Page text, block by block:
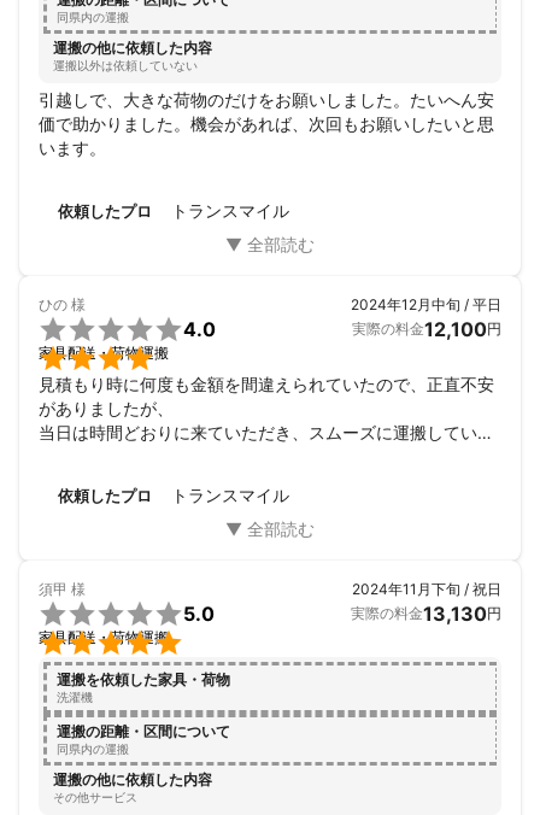
同県内の運搬
運搬の他に依頼した内容
運搬以外は依頼していない
引越しで、大きな荷物のだけをお願いしました。たいへん安
価で助かりました。機会があれば、次回もお願いしたいと思
います。
依頼したプロ トランスマイル
ひの 様


4.0
家具配送・荷物運搬
2024年12月中旬 / 平日
実際の料金12,100円
見積もり時に何度も金額を間違えられていたので、正直不安
がありましたが、
当日は時間どおりに来ていただき、スムーズに運搬していた
依頼したプロ トランスマイル
須甲 様


5.0
家具配送・荷物運搬
2024年11月下旬 / 祝日
実際の料金13,130円
運搬を依頼した家具・荷物
洗濯機
運搬の距離・区間について
同県内の運搬
運搬の他に依頼した内容
その他サービス